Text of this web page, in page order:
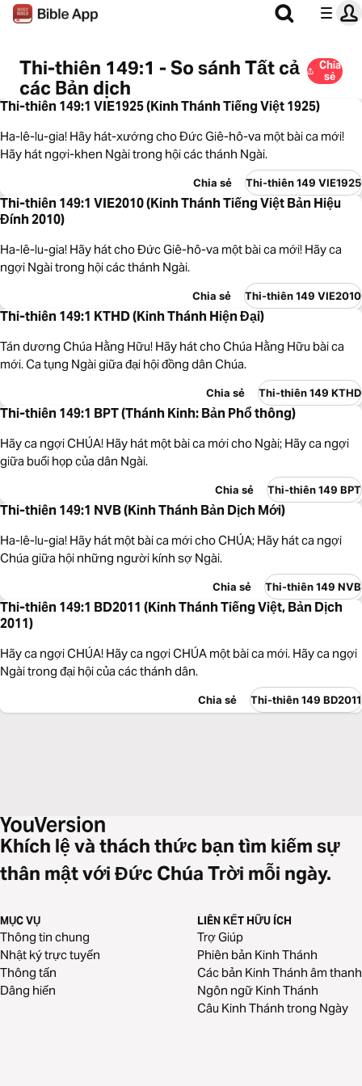
Thi-thiên 149:1 - So sánh Tất cả
các Bản dịch
Chia
sẻ
Thi-thiên 149:1 VIE1925 (Kinh Thánh Tiếng Việt 1925)
Ha-lê-lu-gia! Hãy hát-xướng cho Đức Giê-hô-va một bài ca mới!
Hãy hát ngợi-khen Ngài trong hội các thánh Ngài.
Chia sẻ Thi-thiên 149 VIE1925
Thi-thiên 149:1 VIE2010 (Kinh Thánh Tiếng Việt Bản Hiệu
Đính 2010)
Ha-lê-lu-gia! Hãy hát cho Đức Giê-hô-va một bài ca mới! Hãy ca
ngợi Ngài trong hội các thánh Ngài.
Chia sẻ Thi-thiên 149 VIE2010
Thi-thiên 149:1 KTHD (Kinh Thánh Hiện Đại)
Tán dương Chúa Hằng Hữu! Hãy hát cho Chúa Hằng Hữu bài ca
mới. Ca tụng Ngài giữa đại hội đồng dân Chúa.
Chia sẻ Thi-thiên 149 KTHD
Thi-thiên 149:1 BPT (Thánh Kinh: Bản Phổ thông)
Hãy ca ngợi CHÚA! Hãy hát một bài ca mới cho Ngài; Hãy ca ngợi
giữa buổi họp của dân Ngài.
Chia sẻ Thi-thiên 149 BPT
Thi-thiên 149:1 NVB (Kinh Thánh Bản Dịch Mới)
Ha-lê-lu-gia! Hãy hát một bài ca mới cho CHÚA; Hãy hát ca ngợi
Chúa giữa hội những người kính sợ Ngài.
Chia sẻ Thi-thiên 149 NVB
Thi-thiên 149:1 BD2011 (Kinh Thánh Tiếng Việt, Bản Dịch
2011)
Hãy ca ngợi CHÚA! Hãy ca ngợi CHÚA một bài ca mới. Hãy ca ngợi
Ngài trong đại hội của các thánh dân.
Chia sẻ Thi-thiên 149 BD2011
Khích lệ và thách thức bạn tìm kiếm sự
thân mật với Đức Chúa Trời mỗi ngày.
MỤC VỤ
Thông tin chung
Nhật ký trực tuyến
Thông tấn
Dâng hiến
LIÊN KẾT HỮU ÍCH
Trợ Giúp
Phiên bản Kinh Thánh
Các bản Kinh Thánh âm thanh
Ngôn ngữ Kinh Thánh
Câu Kinh Thánh trong Ngày